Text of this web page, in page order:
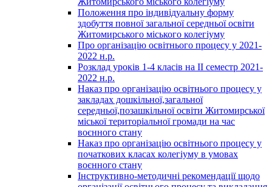
Положення про індивідуальну форму
здобуття повної загальної середньої освіти
Житомирського міського колегіуму
Про організацію освітнього процесу у 2021-
2022 н.р.
Розклад уроків 1-4 класів на ІІ семестр 2021-
2022 н.р.
Наказ про організацію освітнього процесу у
закладах дошкільної,загальної
середньої,позашкільної освіти Житомирської
міської територіальної громади на час
воєнного стану
Наказ про організацію освітнього процесу у
початкових класах колегіуму в умовах
воєнного стану
Інструктивно-методичні рекомендації щодо